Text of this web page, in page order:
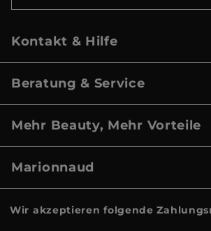
Kontakt & Hilfe
Beratung & Service
Mehr Beauty, Mehr Vorteile
Marionnaud
Wir akzeptieren folgende